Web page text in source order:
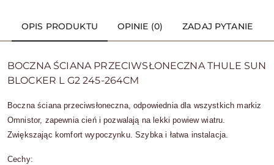
OPIS PRODUKTU OPINIE (0) ZADAJ PYTANIE
BOCZNA ŚCIANA PRZECIWSŁONECZNA THULE SUN
BLOCKER L G2 245-264CM
Boczna ściana przeciwsłoneczna, odpowiednia dla wszystkich markiz
Omnistor, zapewnia cień i pozwalają na lekki powiew wiatru.
Zwiększając komfort wypoczynku. Szybka i łatwa instalacja.
Cechy: